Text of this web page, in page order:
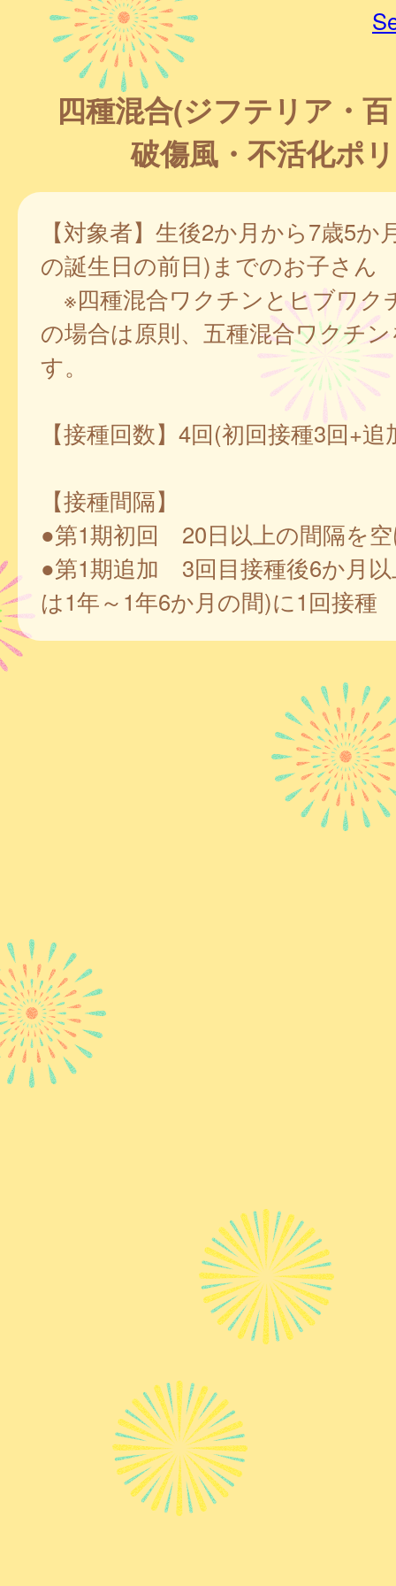
四種混合(ジフテリア・
破傷風・不活化ポ
【対象者】生後2か月から7歳5か
の誕生日の前日)までのお子さん
※四種混合ワクチンとヒブワク
の場合は原則、五種混合ワクチ
す。
【接種回数】4回(初回接種3回+
【接種間隔】
●第1期初回 20日以上の間隔を
●第1期追加 3回目接種後6か月
は1年～1年6か月の間)に1回接種